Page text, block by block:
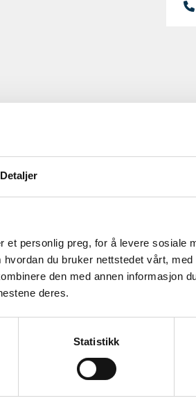
Detaljer
personlig preg, for å levere sosiale
du bruker nettstedet vårt,
den med annen informasjon
deres.
Statistikk